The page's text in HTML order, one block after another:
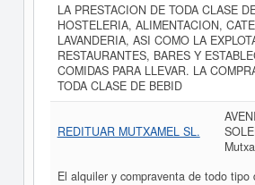
LA PRESTACION DE TODA CLASE
HOSTELERIA, ALIMENTACION,
LAVANDERIA, ASI COMO LA
RESTAURANTES, BARES Y
COMIDAS PARA LLEVAR. LA
TODA CLASE DE BEBID
REDITUAR MUTXAMEL SL.
El alquiler y compraventa de todo tipo